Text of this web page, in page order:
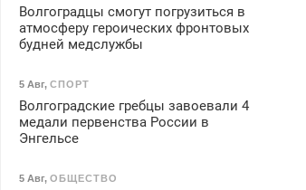
Волгоградцы смогут погрузиться в
атмосферу героических фронтовых
будней медслужбы
5 Авг, СПОРТ
Волгоградские гребцы завоевали 4
медали первенства России в
Энгельсе
5 Авг, ОБЩЕСТВО